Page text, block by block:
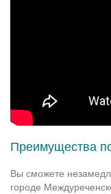
Преимущества
Вы сможете
городе